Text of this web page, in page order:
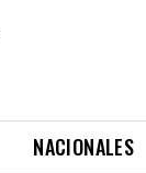
NACIONALES